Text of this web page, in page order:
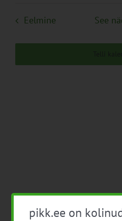
Eelmine See
pikk.ee on